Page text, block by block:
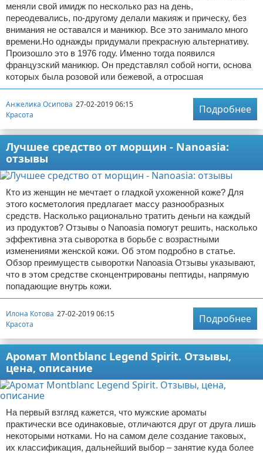
меняли свой имидж по несколько раз на день,
переодевались, по-другому делали макияж и прическу, без
внимания не оставался и маникюр. Все это занимало много
времени.Но однажды придумали прекрасную альтернативу.
Произошло это в 1976 году. Именно тогда появился
французский маникюр. Он представлял собой ногти, основа
которых была розовой или бежевой, а отросшая
Анжелика Осипова 27-02-2019 06:15
Красота
Подробнее
Лучшее средство от морщин - Nanoasia:
отзывы
Кто из женщин не мечтает о гладкой ухоженной коже? Для
этого косметология предлагает массу разнообразных
средств. Насколько рационально тратить деньги на каждый
из продуктов? Отзывы о Nanoasia помогут решить, насколько
эффективна эта сыворотка в борьбе с возрастными
изменениями женской кожи. Об этом подробно в статье.
Обзор преимуществ сыворотки Nanoasia Отзывы указывают,
что в этом средстве сконцентрированы пептиды, напрямую
попадающие внутрь кожи.
Илона Котова 27-02-2019 06:15
Красота
Подробнее
Аромат Montblanc Legend Spirit. Отзывы,
цена, описание
На первый взгляд кажется, что мужские ароматы
практически все одинаковые, отличаются друг от друга лишь
некоторыми нотками. Но на самом деле создание таковых,
их классификация, дальнейший выбор – занятие куда более